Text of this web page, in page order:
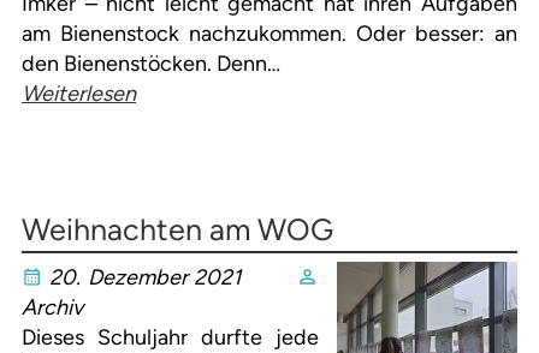
am Bienenstock nachzukommen. Oder besser: an
den Bienenstöcken. Denn…
Weiterlesen
Weihnachten am WOG
20. Dezember 2021
Archiv
Dieses Schuljahr durfte jede